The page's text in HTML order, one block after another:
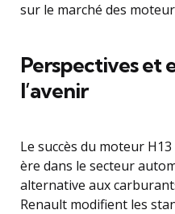
sur le marché des
Perspectives et
l’avenir
Le succès du moteur
ère dans le secteur
alternative aux
Renault modifient les